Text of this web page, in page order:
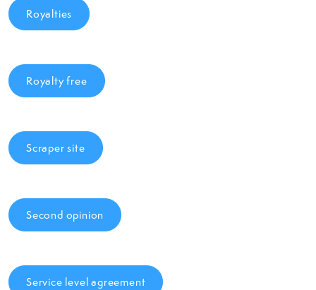
Royalties
Royalty free
Scraper site
Second opinion
Service level agreement